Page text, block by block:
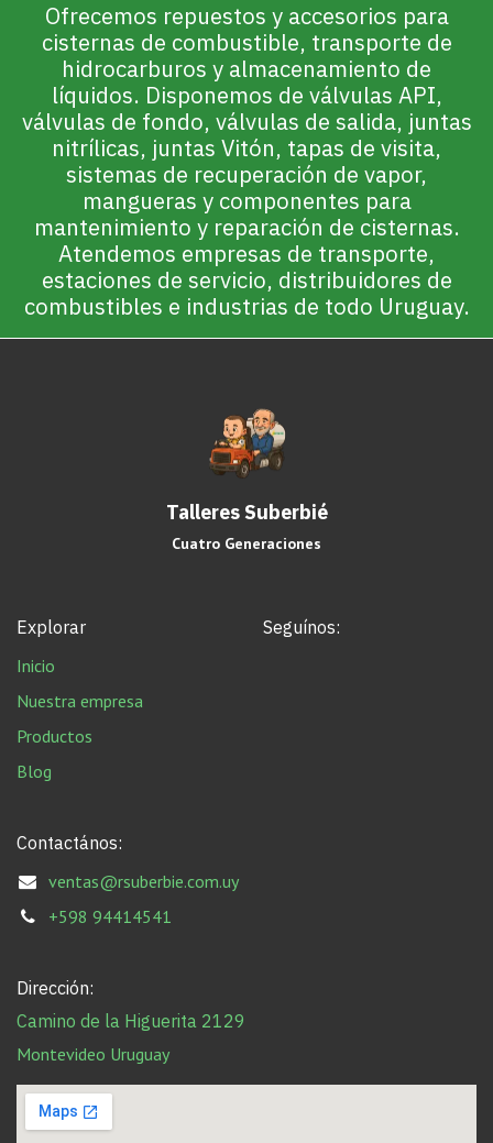
Ofrecemos repuestos y accesorios para
cisternas de combustible, transporte de
hidrocarburos y almacenamiento de
líquidos. Disponemos de válvulas API,
válvulas de fondo, válvulas de salida, juntas
nitrílicas, juntas Vitón, tapas de visita,
sistemas de recuperación de vapor,
mangueras y componentes para
mantenimiento y reparación de cisternas.
Atendemos empresas de transporte,
estaciones de servicio, distribuidores de
combustibles e industrias de todo Uruguay.
Talleres Suberbié
Cuatro Generaciones
Explorar
Inicio
Nuestra empresa
Productos
Blog
Contactános:
ventas@rsuberbie.com.uy
+598 94414541
Seguínos:
Dirección:
Camino de la Higuerita 2129
Montevideo Uruguay